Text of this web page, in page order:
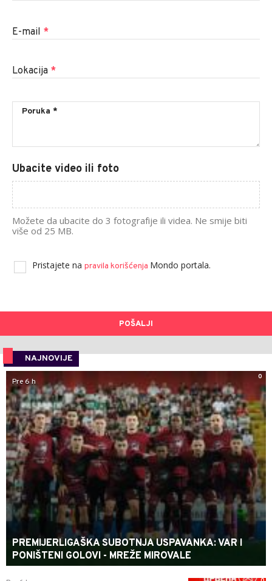
E-mail *
Lokacija *
Ubacite video ili foto
Možete da ubacite do 3 fotografije ili videa. Ne smije biti
više od 25 MB.
Pristajete na pravila korišćenja Mondo portala.
POŠALJI
NAJNOVIJE
0
Pre 6 h
PREMIJERLIGAŠKA SUBOTNJA USPAVANKA: VAR I
PONIŠTENI GOLOVI - MREŽE MIROVALE